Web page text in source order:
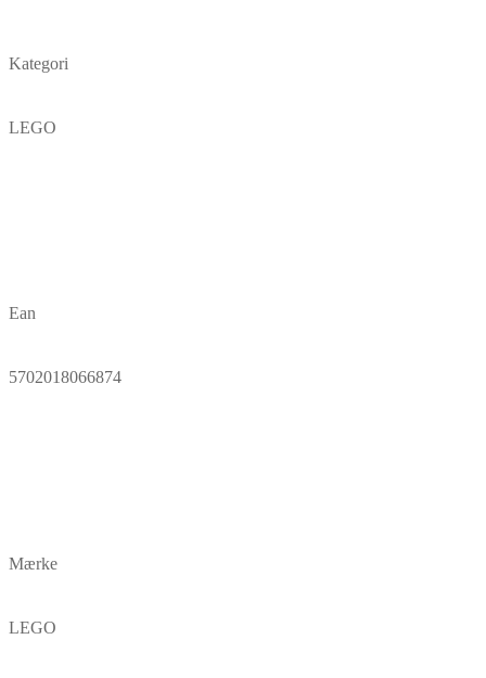
Kategori
LEGO
Ean
5702018066874
Mærke
LEGO